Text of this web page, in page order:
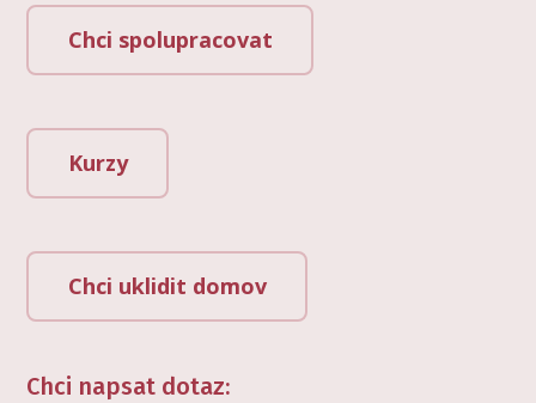
Chci spolupracovat
Kurzy
Chci uklidit domov
Chci napsat dotaz: